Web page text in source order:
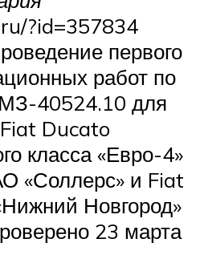
?id=357834
первого
работ по
40524.10 для
Ducato
класса «Евро-4»
«Соллерс» и Fiat
Новгород»
23 марта